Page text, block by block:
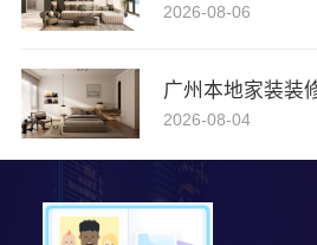
2026-08-06
广州本地家装装
2026-08-04